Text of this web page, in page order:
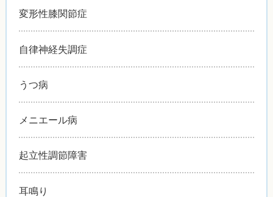
変形性膝関節症
自律神経失調症
うつ病
メニエール病
起立性調節障害
耳鳴り